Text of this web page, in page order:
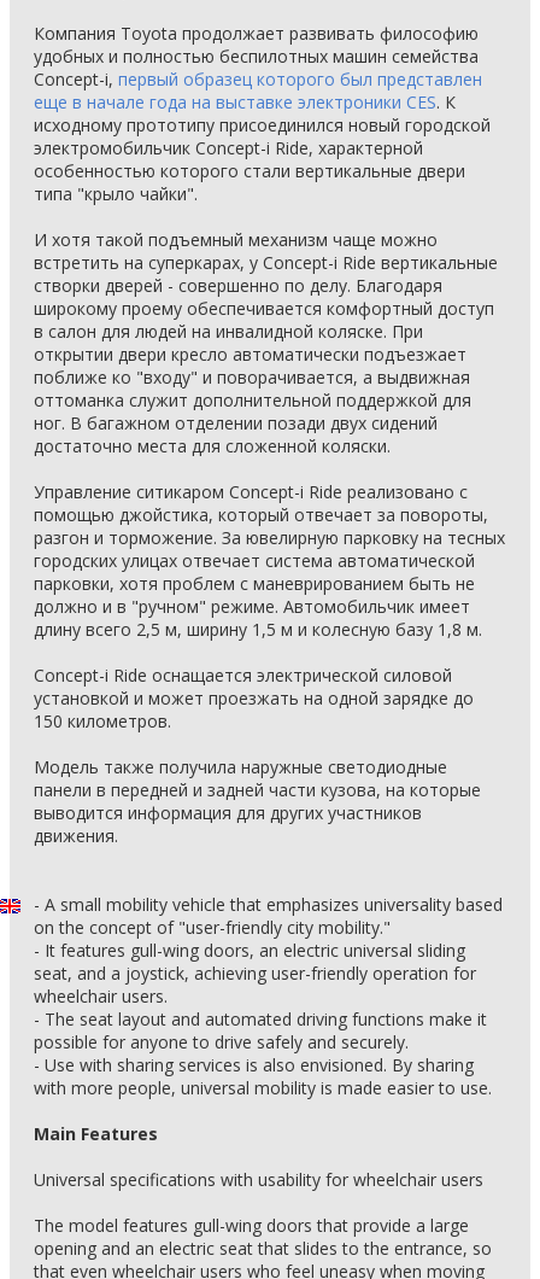
Компания Toyota продолжает развивать философию
удобных и полностью беспилотных машин семейства
Concept-i, первый образец которого был представлен
еще в начале года на выставке электроники CES. К
исходному прототипу присоединился новый городской
электромобильчик Concept-i Ride, характерной
особенностью которого стали вертикальные двери
типа "крыло чайки".
И хотя такой подъемный механизм чаще можно
встретить на суперкарах, у Concept-i Ride вертикальные
створки дверей - совершенно по делу. Благодаря
широкому проему обеспечивается комфортный доступ
в салон для людей на инвалидной коляске. При
открытии двери кресло автоматически подъезжает
поближе ко "входу" и поворачивается, а выдвижная
оттоманка служит дополнительной поддержкой для
ног. В багажном отделении позади двух сидений
достаточно места для сложенной коляски.
Управление ситикаром Concept-i Ride реализовано с
помощью джойстика, который отвечает за повороты,
разгон и торможение. За ювелирную парковку на тесных
городских улицах отвечает система автоматической
парковки, хотя проблем с маневрированием быть не
должно и в "ручном" режиме. Автомобильчик имеет
длину всего 2,5 м, ширину 1,5 м и колесную базу 1,8 м.
Concept-i Ride оснащается электрической силовой
установкой и может проезжать на одной зарядке до
150 километров.
Модель также получила наружные светодиодные
панели в передней и задней части кузова, на которые
выводится информация для других участников
движения.
- A small mobility vehicle that emphasizes universality based
on the concept of "user-friendly city mobility."
- It features gull-wing doors, an electric universal sliding
seat, and a joystick, achieving user-friendly operation for
wheelchair users.
- The seat layout and automated driving functions make it
possible for anyone to drive safely and securely.
- Use with sharing services is also envisioned. By sharing
with more people, universal mobility is made easier to use.
Main Features
Universal specifications with usability for wheelchair users
The model features gull-wing doors that provide a large
opening and an electric seat that slides to the entrance, so
that even wheelchair users who feel uneasy when moving